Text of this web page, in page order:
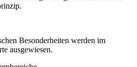
Besonderheiten werden im
ausgewiesen.